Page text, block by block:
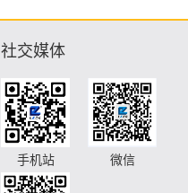
社交媒体
手机站 微信